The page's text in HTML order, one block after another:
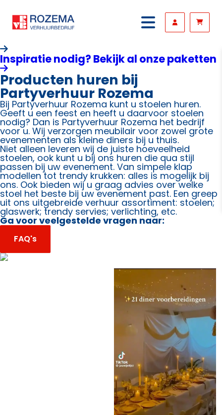
Inspiratie nodig? Bekijk al onze paketten
Producten huren bij
Partyverhuur Rozema
Bij Partyverhuur Rozema kunt u stoelen huren.
Geeft u een feest en heeft u daarvoor stoelen
nodig? Dan is Partyverhuur Rozema het bedrijf
voor u. Wij verzorgen meubilair voor zowel grote
evenementen als kleine diners bij u thuis.
Niet alleen leveren wij de juiste hoeveelheid
stoelen, ook kunt u bij ons huren die qua stijl
passen bij uw evenement. Van simpele klap
modellen tot trendy krukken: alles is mogelijk bij
ons. Ook bieden wij u graag advies over welke
stoel het beste bij uw evenement past. Een greep
uit ons uitgebreide verhuur assortiment: stoelen;
glaswerk; trendy servies; verlichting, etc.
Ga voor veelgestelde vragen naar:
FAQ's